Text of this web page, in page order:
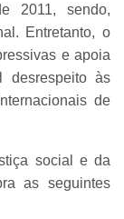
2011, sendo,
Entretanto, o
e apoia
desrespeito às
de
social e da
as seguintes